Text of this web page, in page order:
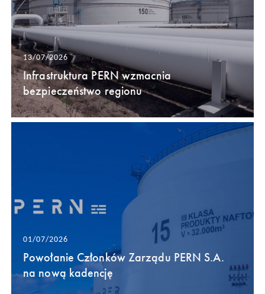
13/07/2026
Infrastruktura PERN wzmacnia
bezpieczeństwo regionu
01/07/2026
Powołanie Członków Zarządu PERN S.A.
na nową kadencję